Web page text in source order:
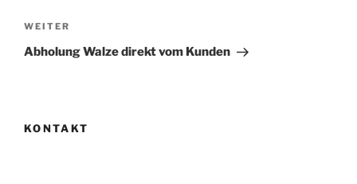
Nächster
Beitrag
WEITER
Abholung Walze direkt vom Kunden
KONTAKT